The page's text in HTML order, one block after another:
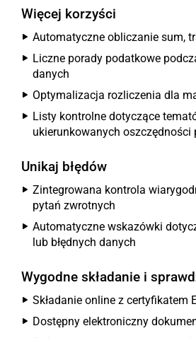
Więcej korzyści
Automatyczne obliczanie sum,
Liczne porady podatkowe
danych
Optymalizacja rozliczenia dla
Listy kontrolne dotyczące
ukierunkowanych oszczędności
Unikaj błędów
Zintegrowana kontrola
pytań zwrotnych
Automatyczne wskazówki
lub błędnych danych
Wygodne składanie i
Składanie online z certyfikatem
Dostępny elektroniczny